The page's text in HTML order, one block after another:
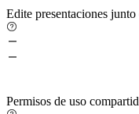
Edite presentaciones junto
Permisos de uso